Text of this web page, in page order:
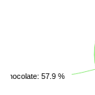
chocolate: 57.9 %